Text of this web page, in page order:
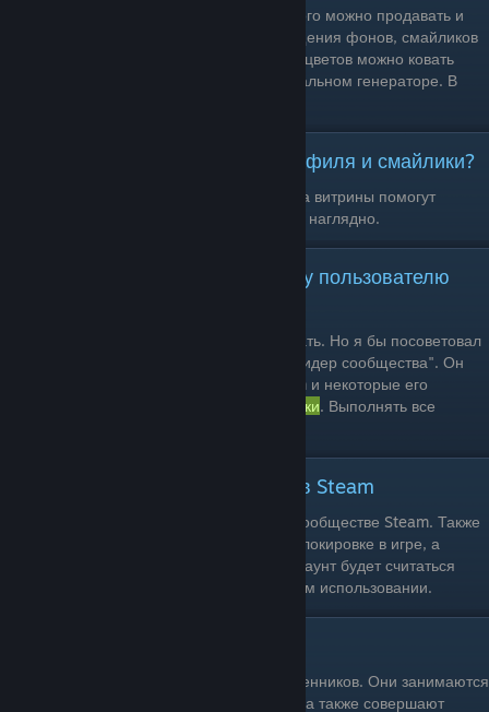
Это особый предмет Steam, мешки которого можно продавать и
менять. Получают их с помощью превращения фонов, смайликов
и карточек в самоцветы. С помощью самоцветов можно ковать
бустеры коллекционных карточек в специальном генераторе. В
Зачем нужны витрины, фоны профиля и смайлики?
Все это помогает украсить ваш профиль, а витрины помогут
показать ваши игровые достижения более наглядно.
Что прежде всего сделать новому пользователю
Ничего. Можно просто скачать игры и играть. Но я бы посоветовал
заняться выполнением задания значка "Лидер сообщества". Он
поможет вам узнать основы работы Steam и некоторые его
значки. Выполнять все
За что банят и дают блокировки в Steam
Ознакомьтесь с правилами поведения в сообществе Steam. Также
использование читов в играх приведет к блокировке в игре, а
телефон, на который зарегистрирован аккаунт будет считаться
читерским и даст новый бан при повторном использовании.
В Steam можно встретить множество мошенников. Они занимаются
тем, что воруют аккаунты и ценные вещи, а также совершают